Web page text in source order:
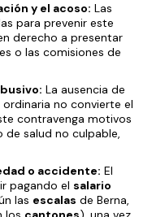
y el acoso: Las
para prevenir este
derecho a presentar
o las comisiones de
La ausencia de
ordinaria no convierte el
contravenga motivos
salud no culpable,
o accidente: El
pagando el salario
las escalas de Berna,